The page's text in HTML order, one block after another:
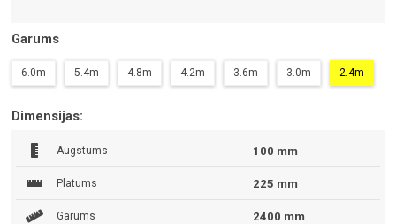
Garums
6.0m 5.4m 4.8m 4.2m 3.6m 3.0m 2.4m
Dimensijas:
Augstums 100 mm
Platums 225 mm
Garums 2400 mm